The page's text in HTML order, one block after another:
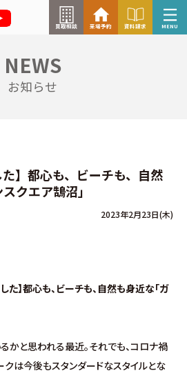
買取相談 来場予約 資料請求 MENU
来場予約はこちら
資料請求はこちら
NEWS
お知らせ
た】都心も、ビーチも、自然
クエア鵠沼」
2023年2月23日(木)
た】都心も、ビーチも、自然も身近な「ガ
かと思われる最近。それでも、コロナ禍
クは今後もスタンダードなスタイルとな